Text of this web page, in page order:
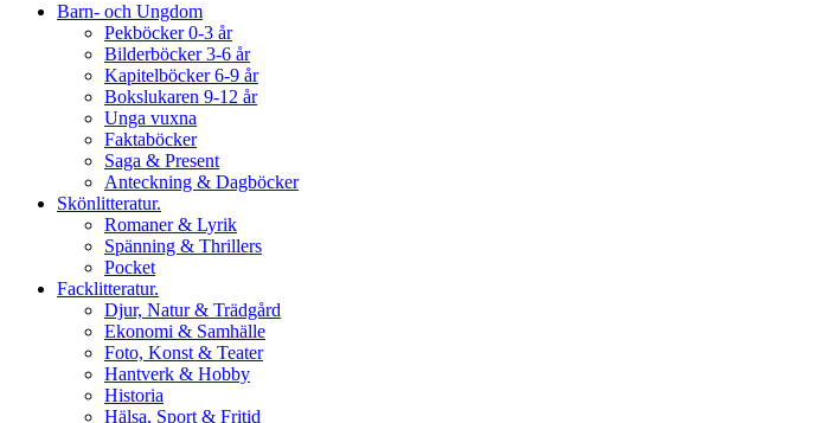
Barn- och Ungdom
Pekböcker 0-3 år
Bilderböcker 3-6 år
Kapitelböcker 6-9 år
Bokslukaren 9-12 år
Unga vuxna
Faktaböcker
Saga & Present
Anteckning & Dagböcker
Skönlitteratur.
Romaner & Lyrik
Spänning & Thrillers
Pocket
Facklitteratur.
Djur, Natur & Trädgård
Ekonomi & Samhälle
Foto, Konst & Teater
Hantverk & Hobby
Historia
Hälsa, Sport & Fritid